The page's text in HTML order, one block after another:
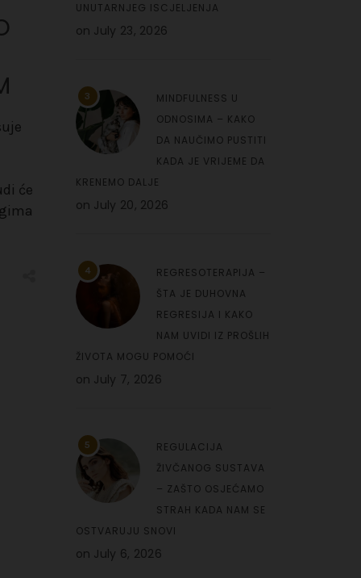
će
UNUTARNJEG ISCJELJENJA
on July 23, 2026
3
MINDFULNESS U
ODNOSIMA – KAKO
DA NAUČIMO PUSTITI
KADA JE VRIJEME DA
KRENEMO DALJE
on July 20, 2026
4
REGRESOTERAPIJA –
ŠTA JE DUHOVNA
REGRESIJA I KAKO
NAM UVIDI IZ PROŠLIH
ŽIVOTA MOGU POMOĆI
on July 7, 2026
5
REGULACIJA
ŽIVČANOG SUSTAVA
– ZAŠTO OSJEĆAMO
STRAH KADA NAM SE
OSTVARUJU SNOVI
on July 6, 2026